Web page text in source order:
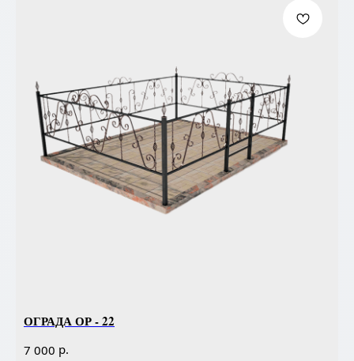
ОГРАДА ОР - 22
7 000 р.